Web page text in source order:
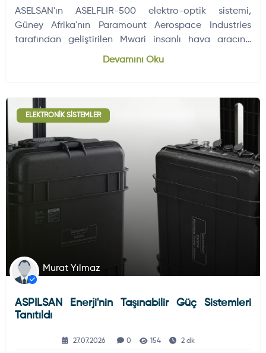
ASELSAN'ın ASELFLIR-500 elektro-optik sistemi,
Güney Afrika'nın Paramount Aerospace Industries
tarafından geliştirilen Mwari insanlı hava aracına
başarıyla entegre edildi.
Devamını Oku
ELEKTRONIK SISTEMLER
Murat Yılmaz
ASPILSAN Enerji'nin Taşınabilir Güç Sistemleri
Tanıtıldı
27.07.2026 0 154 2 dk